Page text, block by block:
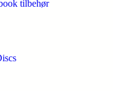
tilbehør